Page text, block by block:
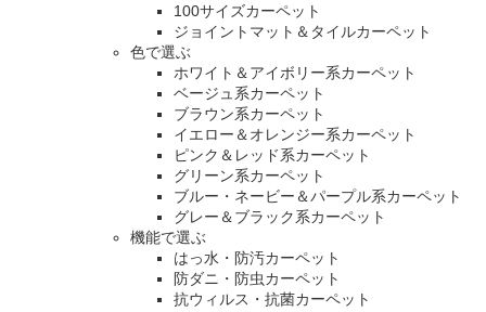
100サイズカーペット
ジョイントマット＆タイルカーペット
色で選ぶ
ホワイト＆アイボリー系カーペット
ベージュ系カーペット
ブラウン系カーペット
イエロー＆オレンジー系カーペット
ピンク＆レッド系カーペット
グリーン系カーペット
ブルー・ネービー＆パープル系カーペット
グレー＆ブラック系カーペット
機能で選ぶ
はっ水・防汚カーペット
防ダニ・防虫カーペット
抗ウィルス・抗菌カーペット